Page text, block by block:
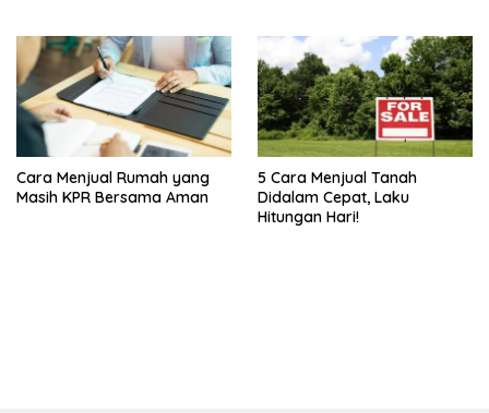
Cara Menjual Rumah yang
Masih KPR Bersama Aman
5 Cara Menjual Tanah
Didalam Cepat, Laku
Hitungan Hari!